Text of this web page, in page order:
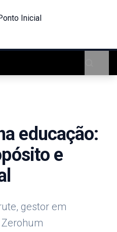
educação:
e
gestor em
Zerohum